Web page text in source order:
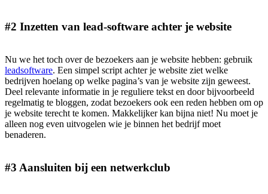
#2 Inzetten van lead-software achter je website
Nu we het toch over de bezoekers aan je website hebben: gebruik
leadsoftware. Een simpel script achter je website ziet welke
bedrijven hoelang op welke pagina’s van je website zijn geweest.
Deel relevante informatie in je reguliere tekst en door bijvoorbeeld
regelmatig te bloggen, zodat bezoekers ook een reden hebben om op
je website terecht te komen. Makkelijker kan bijna niet! Nu moet je
alleen nog even uitvogelen wie je binnen het bedrijf moet
benaderen.
#3 Aansluiten bij een netwerkclub